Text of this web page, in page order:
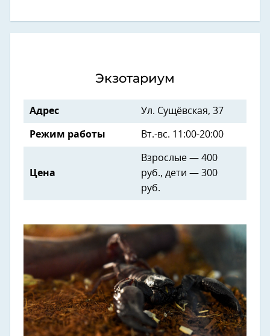
Экзотариум
Адрес Ул. Сущёвская, 37
Режим работы Вт.-вс. 11:00-20:00
Цена
Взрослые — 400
руб., дети — 300
руб.